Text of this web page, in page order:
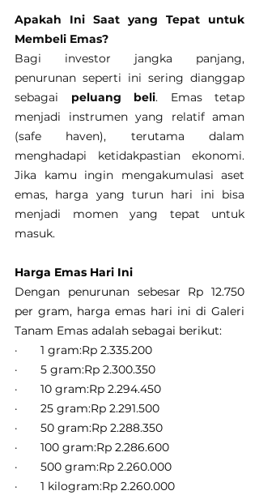
Apakah Ini Saat yang Tepat untuk
Membeli Emas?
Bagi investor jangka panjang,
penurunan seperti ini sering dianggap
sebagai peluang beli. Emas tetap
menjadi instrumen yang relatif aman
(safe haven), terutama dalam
menghadapi ketidakpastian ekonomi.
Jika kamu ingin mengakumulasi aset
emas, harga yang turun hari ini bisa
menjadi momen yang tepat untuk
masuk.
Harga Emas Hari Ini
Dengan penurunan sebesar Rp 12.750
per gram, harga emas hari ini di Galeri
Tanam Emas adalah sebagai berikut:
·       1 gram:Rp 2.335.200
·       5 gram:Rp 2.300.350
·       10 gram:Rp 2.294.450
·       25 gram:Rp 2.291.500
·       50 gram:Rp 2.288.350
·       100 gram:Rp 2.286.600
·       500 gram:Rp 2.260.000
·       1 kilogram:Rp 2.260.000